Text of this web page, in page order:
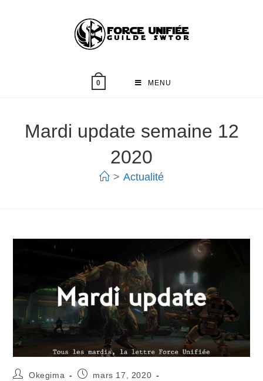
0 MENU
Mardi update semaine 12
2020
> Actualité
Okegima
mars 17, 2020